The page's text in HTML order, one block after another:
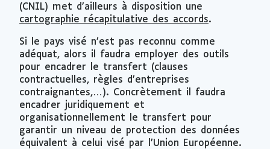
(CNIL) met d’ailleurs à disposition une
cartographie récapitulative des accords.
Si le pays visé n’est pas reconnu comme
adéquat, alors il faudra employer des outils
pour encadrer le transfert (clauses
contractuelles, règles d’entreprises
contraignantes,…). Concrètement il faudra
encadrer juridiquement et
organisationnellement le transfert pour
garantir un niveau de protection des données
équivalent à celui visé par l’Union Européenne.